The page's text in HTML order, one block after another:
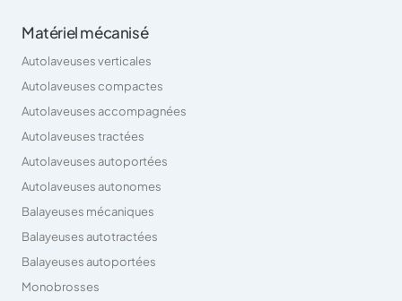
Matériel mécanisé
Autolaveuses verticales
Autolaveuses compactes
Autolaveuses accompagnées
Autolaveuses tractées
Autolaveuses autoportées
Autolaveuses autonomes
Balayeuses mécaniques
Balayeuses autotractées
Balayeuses autoportées
Monobrosses